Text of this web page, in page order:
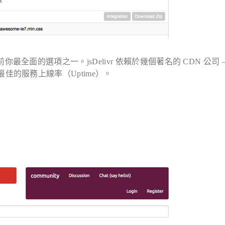
你最全面的選項之一。jsDelivr 依賴於幾個著名的 CDN 公司
的服務上線率（Uptime）。